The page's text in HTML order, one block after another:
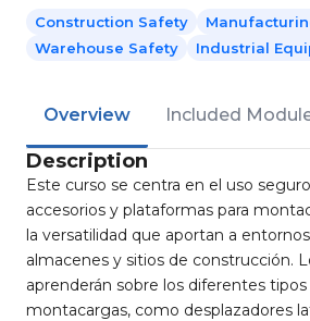
Construction Safety
Warehouse Safety
Industrial
Overview Included
Description
Este curso se centra en el uso
accesorios y plataformas para
la versatilidad que aportan a
almacenes y sitios de construcción.
aprenderán sobre los diferentes tipos
montacargas, como desplazadores